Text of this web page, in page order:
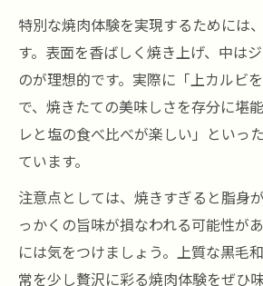
特別な焼肉体験を実現するためには
す。表面を香ばしく焼き上げ、中は
のが理想的です。実際に「上カルビ
で、焼きたての美味しさを存分に堪
レと塩の食べ比べが楽しい」といっ
ています。
注意点としては、焼きすぎると脂身
っかくの旨味が損なわれる可能性が
には気をつけましょう。上質な黒毛
常を少し贅沢に彩る焼肉体験をぜひ